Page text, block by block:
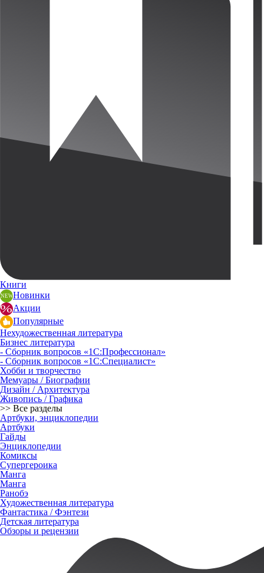
Книги
Новинки
Акции
Популярные
Нехудожественная литература
Бизнес литература
- Сборник вопросов «1С:Профессионал»
- Сборник вопросов «1С:Специалист»
Хобби и творчество
Мемуары / Биографии
Дизайн / Архитектура
Живопись / Графика
>> Все разделы
Артбуки, энциклопедии
Артбуки
Гайды
Энциклопедии
Комиксы
Супергероика
Манга
Манга
Ранобэ
Художественная литература
Фантастика / Фэнтези
Детская литература
Обзоры и рецензии